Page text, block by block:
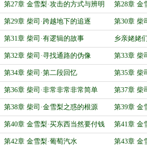
第27章 金雪梨·攻击的方式与辨明
正身
第28章 金
都消失了
第29章 柴司·跨越地下的追逐 第30章 柴
第31章 柴司·有逻辑的故事 乡亲姥姥
第32章 柴司·寻找通路的伪像 第33章 柴
第34章 柴司·第二段回忆 第35章 柴
第36章 柴司·非常非常非常简单 第37章 柴
了吗
第38章 柴司·金雪梨之惑的根源 第39章 金
第40章 金雪梨·买东西当然要付钱
啊
第41章 金
第42章 金雪梨·葡萄汽水 第43章 金